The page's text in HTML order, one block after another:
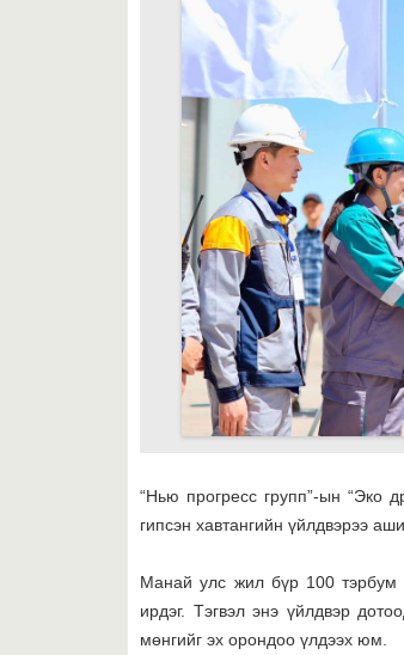
“Нью прогресс групп”-ын “Эко
гипсэн хавтангийн үйлдвэрээ
Манай улс жил бүр 100 тэрбум
ирдэг. Тэгвэл энэ үйлдвэр
мөнгийг эх орондоо үлдээх юм.